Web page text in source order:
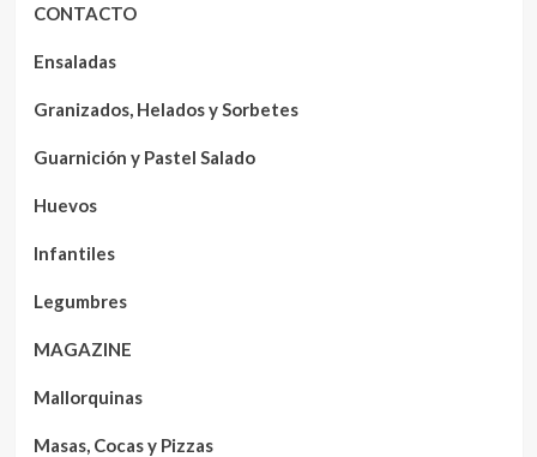
CONTACTO
Ensaladas
Granizados, Helados y Sorbetes
Guarnición y Pastel Salado
Huevos
Infantiles
Legumbres
MAGAZINE
Mallorquinas
Masas, Cocas y Pizzas